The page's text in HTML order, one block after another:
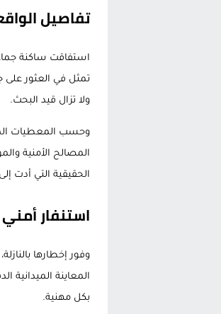
تفاصيل
تمثل في العثور
ولا تزال قيد البحث.
وحسب المعطيات
المصالح الأمنية
الحقيقية التي أدت
استنفار
وفور إخطارها
المعاينة الميدانية
بكل مهنية.